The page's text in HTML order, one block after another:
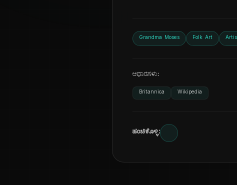
Grandma Moses Folk Art
ಆಧಾರಗಳು:
Britannica Wikipedia
ಹಂಚಿಕೊಳ್ಳಿ: